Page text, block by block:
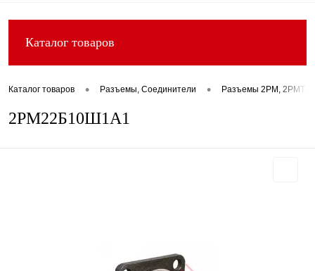
Каталог товаров
Каталог товаров • Разъемы, Соединители • Разъемы 2РМ, 2РМТ,
2РМ22Б10Ш1А1